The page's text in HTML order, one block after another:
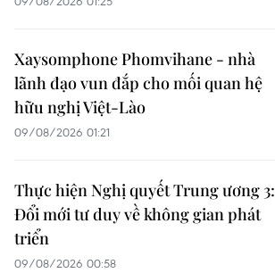
Xaysomphone Phomvihane - nhà
lãnh đạo vun đắp cho mối quan hệ
hữu nghị Việt-Lào
09/08/2026 01:21
Thực hiện Nghị quyết Trung ương 3:
Đổi mới tư duy về không gian phát
triển
09/08/2026 00:58